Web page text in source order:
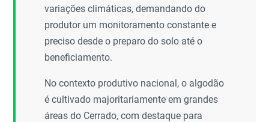
variações climáticas, demandando do
produtor um monitoramento constante e
preciso desde o preparo do solo até o
beneficiamento.
No contexto produtivo nacional, o algodão
é cultivado majoritariamente em grandes
áreas do Cerrado, com destaque para